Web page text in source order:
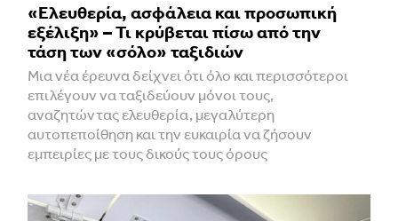
«Ελευθερία, ασφάλεια και προσωπική
εξέλιξη» – Τι κρύβεται πίσω από την
τάση των «σόλο» ταξιδιών
Μια νέα έρευνα δείχνει ότι όλο και περισσότεροι
επιλέγουν να ταξιδεύουν μόνοι τους,
αναζητώντας ελευθερία, μεγαλύτερη
αυτοπεποίθηση και την ευκαιρία να ζήσουν
εμπειρίες με τους δικούς τους όρους